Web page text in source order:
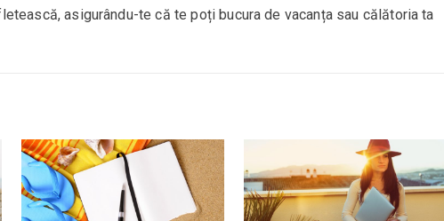
asigurându-te că te poți bucura de vacanța sau călătoria ta